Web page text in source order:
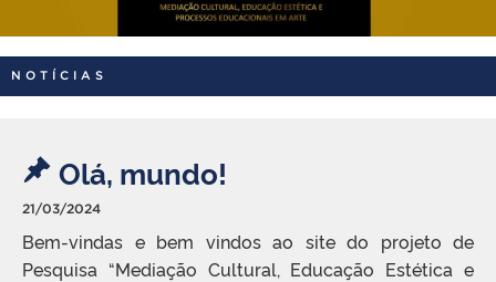
NOTÍCIAS
Olá, mundo!
21/03/2024
Bem-vindas e bem vindos ao site do projeto de
Pesquisa “Mediação Cultural, Educação Estética e